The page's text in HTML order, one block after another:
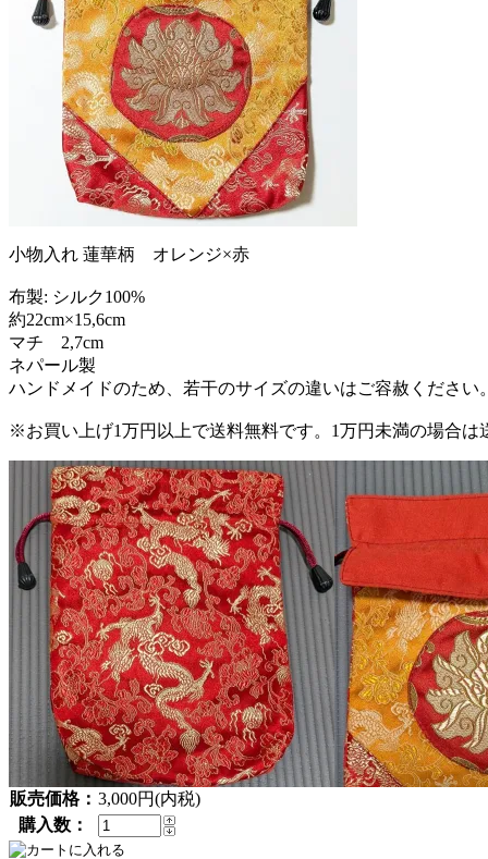
小物入れ 蓮華柄 オレンジ×赤
布製: シルク100%
約22cm×15,6cm
マチ 2,7cm
ネパール製
ハンドメイドのため、若干のサイズの違いはご容赦ください
※お買い上げ1万円以上で送料無料です。1万円未満の場合
販売価格： 3,000円(内税)
購入数：